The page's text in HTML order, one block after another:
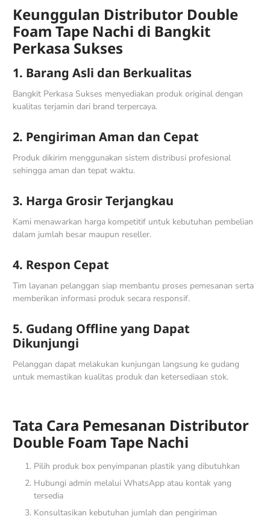
Keunggulan Distributor Double
Foam Tape Nachi di Bangkit
Perkasa Sukses
1. Barang Asli dan Berkualitas
Bangkit Perkasa Sukses menyediakan produk original dengan
kualitas terjamin dari brand terpercaya.
2. Pengiriman Aman dan Cepat
Produk dikirim menggunakan sistem distribusi profesional
sehingga aman dan tepat waktu.
3. Harga Grosir Terjangkau
Kami menawarkan harga kompetitif untuk kebutuhan pembelian
dalam jumlah besar maupun reseller.
4. Respon Cepat
Tim layanan pelanggan siap membantu proses pemesanan serta
memberikan informasi produk secara responsif.
5. Gudang Offline yang Dapat
Dikunjungi
Pelanggan dapat melakukan kunjungan langsung ke gudang
untuk memastikan kualitas produk dan ketersediaan stok.
Tata Cara Pemesanan Distributor
Double Foam Tape Nachi
Pilih produk box penyimpanan plastik yang dibutuhkan
Hubungi admin melalui WhatsApp atau kontak yang
tersedia
Konsultasikan kebutuhan jumlah dan pengiriman